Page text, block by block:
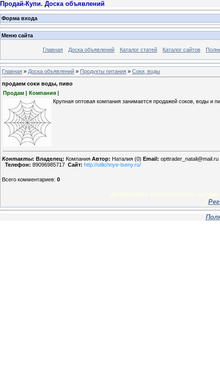
Продай-Купи. Доска объявлений
Форма входа
Меню сайта
Главная Доска объявлений Каталог статей Каталог сайтов
Главная » Доска объявлений » Продукты питания » Соки, воды
продаем соки воды, пиво
Продам | Компания |
Крупная оптовая компания занимается продажей соков, воды и
Контакты: Владелец: Компания Автор: Наталия (0) Email: opttrader_natali@mail.ru
Телефон: 89096985717 Сайт: http://otlichnye-tseny.ru/
Всего комментариев: 0